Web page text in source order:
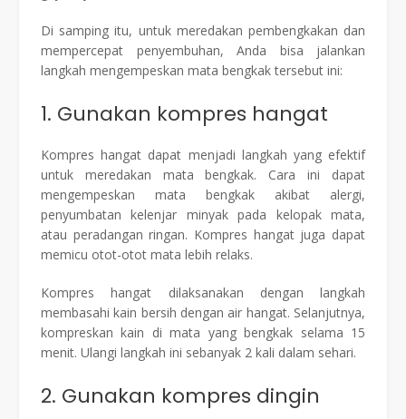
Di samping itu, untuk meredakan pembengkakan dan
mempercepat penyembuhan, Anda bisa jalankan
langkah mengempeskan mata bengkak tersebut ini:
1. Gunakan kompres hangat
Kompres hangat dapat menjadi langkah yang efektif
untuk meredakan mata bengkak. Cara ini dapat
mengempeskan mata bengkak akibat alergi,
penyumbatan kelenjar minyak pada kelopak mata,
atau peradangan ringan. Kompres hangat juga dapat
memicu otot-otot mata lebih relaks.
Kompres hangat dilaksanakan dengan langkah
membasahi kain bersih dengan air hangat. Selanjutnya,
kompreskan kain di mata yang bengkak selama 15
menit. Ulangi langkah ini sebanyak 2 kali dalam sehari.
2. Gunakan kompres dingin